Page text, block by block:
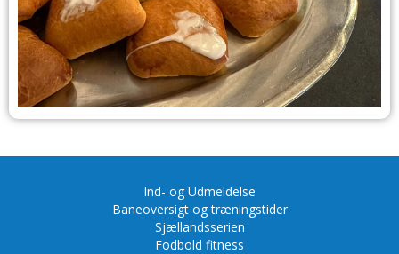
Ind- og Udmeldelse
Baneoversigt og træningstider
Sjællandsserien
Fodbold fitness